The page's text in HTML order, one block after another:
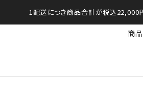
1配送につき商品合計が税込22,000
商